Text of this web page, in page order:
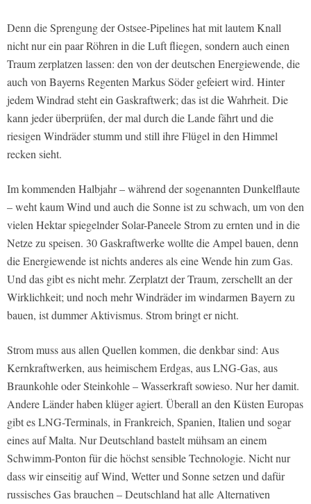
Denn die Sprengung der Ostsee-Pipelines hat mit lautem Knall
nicht nur ein paar Röhren in die Luft fliegen, sondern auch einen
Traum zerplatzen lassen: den von der deutschen Energiewende, die
auch von Bayerns Regenten Markus Söder gefeiert wird. Hinter
jedem Windrad steht ein Gaskraftwerk; das ist die Wahrheit. Die
kann jeder überprüfen, der mal durch die Lande fährt und die
riesigen Windräder stumm und still ihre Flügel in den Himmel
recken sieht.
Im kommenden Halbjahr – während der sogenannten Dunkelflaute
– weht kaum Wind und auch die Sonne ist zu schwach, um von den
vielen Hektar spiegelnder Solar-Paneele Strom zu ernten und in die
Netze zu speisen. 30 Gaskraftwerke wollte die Ampel bauen, denn
die Energiewende ist nichts anderes als eine Wende hin zum Gas.
Und das gibt es nicht mehr. Zerplatzt der Traum, zerschellt an der
Wirklichkeit; und noch mehr Windräder im windarmen Bayern zu
bauen, ist dummer Aktivismus. Strom bringt er nicht.
Strom muss aus allen Quellen kommen, die denkbar sind: Aus
Kernkraftwerken, aus heimischem Erdgas, aus LNG-Gas, aus
Braunkohle oder Steinkohle – Wasserkraft sowieso. Nur her damit.
Andere Länder haben klüger agiert. Überall an den Küsten Europas
gibt es LNG-Terminals, in Frankreich, Spanien, Italien und sogar
eines auf Malta. Nur Deutschland bastelt mühsam an einem
Schwimm-Ponton für die höchst sensible Technologie. Nicht nur
dass wir einseitig auf Wind, Wetter und Sonne setzen und dafür
russisches Gas brauchen – Deutschland hat alle Alternativen